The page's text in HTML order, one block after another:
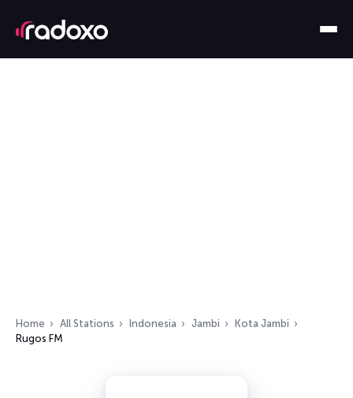
Home All Stations Indonesia Jambi
Kota Jambi
Rugos FM